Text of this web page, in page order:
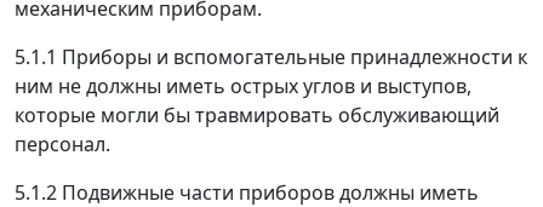
механическим приборам.
5.1.1 Приборы и вспомогательные принадлежности к
ним не должны иметь острых углов и выступов,
которые могли бы травмировать обслуживающий
персонал.
5.1.2 Подвижные части приборов должны иметь